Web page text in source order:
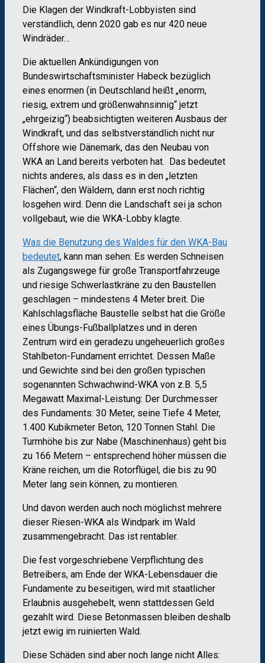
Die Klagen der Windkraft-Lobbyisten sind
verständlich, denn 2020 gab es nur 420 neue
Windräder…
Die aktuellen Ankündigungen von
Bundeswirtschaftsminister Habeck bezüglich
eines enormen (in Deutschland heißt „enorm,
riesig, extrem und größenwahnsinnig“ jetzt
„ehrgeizig“) beabsichtigten weiteren Ausbaus der
Windkraft, und das selbstverständlich nicht nur
Offshore wie Dänemark, das den Neubau von
WKA an Land bereits verboten hat. Das bedeutet
nichts anderes, als dass es in den „letzten
Flächen“, den Wäldern, dann erst noch richtig
losgehen wird. Denn die Landschaft sei ja schon
vollgebaut, wie die WKA-Lobby klagte.
Was die Benutzung des Waldes für den WKA-Bau
bedeutet, kann man sehen: Es werden Schneisen
als Zugangswege für große Transportfahrzeuge
und riesige Schwerlastkräne zu den Baustellen
geschlagen – mindestens 4 Meter breit. Die
Kahlschlagsfläche Baustelle selbst hat die Größe
eines Übungs-Fußballplatzes und in deren
Zentrum wird ein geradezu ungeheuerlich großes
Stahlbeton-Fundament errichtet. Dessen Maße
und Gewichte sind bei den großen typischen
sogenannten Schwachwind-WKA von z.B. 5,5
Megawatt Maximal-Leistung: Der Durchmesser
des Fundaments: 30 Meter, seine Tiefe 4 Meter,
1.400 Kubikmeter Beton, 120 Tonnen Stahl. Die
Turmhöhe bis zur Nabe (Maschinenhaus) geht bis
zu 166 Metern – entsprechend höher müssen die
Kräne reichen, um die Rotorflügel, die bis zu 90
Meter lang sein können, zu montieren.
Und davon werden auch noch möglichst mehrere
dieser Riesen-WKA als Windpark im Wald
zusammengebracht. Das ist rentabler.
Die fest vorgeschriebene Verpflichtung des
Betreibers, am Ende der WKA-Lebensdauer die
Fundamente zu beseitigen, wird mit staatlicher
Erlaubnis ausgehebelt, wenn stattdessen Geld
gezahlt wird. Diese Betonmassen bleiben deshalb
jetzt ewig im ruinierten Wald.
Diese Schäden sind aber noch lange nicht Alles: